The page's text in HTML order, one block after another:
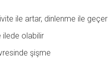
ile artar, dinlenme ile geçer
ilede olabilir
şişme